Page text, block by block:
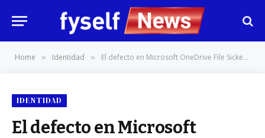
Home » Identidad » El defecto en Microsoft OneDrive File Sicker le brinda acceso completo a la nube incluso si carga solo un archivo
IDENTIDAD
El defecto en Microsoft